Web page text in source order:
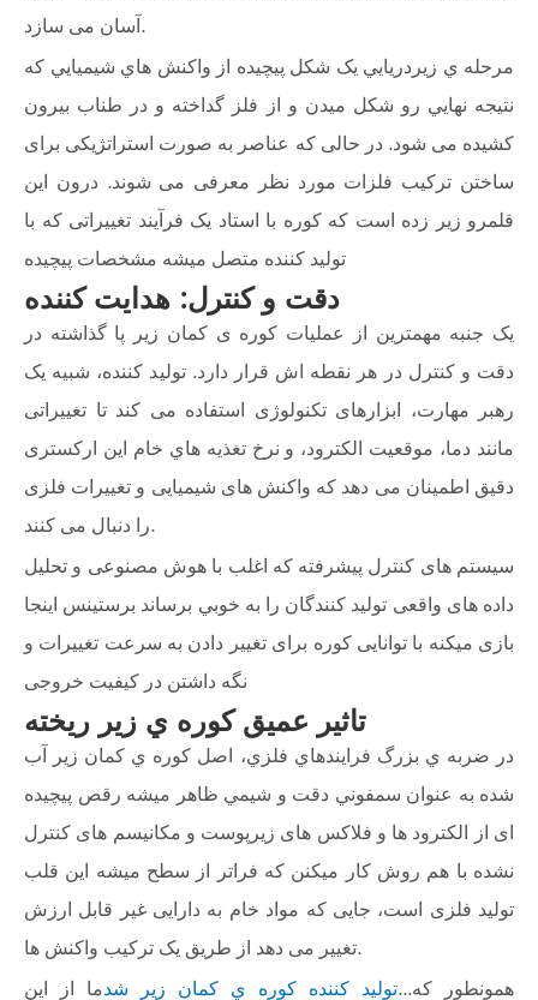
آسان می سازد.
مرحله ي زيردريايي يک شکل پيچيده از واکنش هاي شيميايي که
نتيجه نهايي رو شکل ميدن و از فلز گداخته و در طناب بیرون
کشیده می شود. در حالی که عناصر به صورت استراتژیکی برای
ساختن ترکیب فلزات مورد نظر معرفی می شوند. درون این
قلمرو زیر زده است که کوره با استاد یک فرآیند تغییراتی که با
تولید کننده متصل میشه مشخصات پيچيده
دقت و کنترل: هدایت کننده
یک جنبه مهمترین از عملیات کوره ی کمان زیر پا گذاشته در
دقت و کنترل در هر نقطه اش قرار دارد. تولید کننده، شبیه یک
رهبر مهارت، ابزارهای تکنولوژی استفاده می کند تا تغییراتی
مانند دما، موقعیت الکترود، و نرخ تغذيه هاي خام این ارکستری
دقیق اطمینان می دهد که واکنش های شیمیایی و تغییرات فلزی
را دنبال می کنند.
سیستم های کنترل پیشرفته که اغلب با هوش مصنوعی و تحلیل
داده های واقعی توليد کنندگان را به خوبي برساند ‫برستینس اینجا
بازی میکنه با توانایی کوره برای تغییر دادن به سرعت تغییرات و
نگه داشتن در کیفیت خروجی
تاثير عميق کوره ي زير ريخته
در ضربه ي بزرگ فرايندهاي فلزي، اصل کوره ي کمان زير آب
شده به عنوان سمفوني دقت و شيمي ظاهر ميشه رقص پیچیده
ای از الکترود ها و فلاکس های زیرپوست و مکانیسم های کنترل
نشده با هم روش کار میکنن که فراتر از سطح میشه این قلب
تولید فلزی است، جایی که مواد خام به دارایی غیر قابل ارزش
تغییر می دهد از طریق یک ترکیب واکنش ها.
همونطور که...توليد کننده کوره ي کمان زير شدما از این